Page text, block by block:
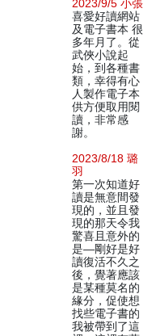
2023/9/5 小張
喜愛好讀網站
及電子書本 很
多年月了。從
武俠小說起
始，到各種書
類，幸得有心
人製作電子本
供方便取用閱
讀，非常感
謝。
2023/8/18 璐
羽
第一次知道好
讀是無意間發
現的，並且發
現的那天令我
驚喜且意外的
是—剛好是好
讀復活不久之
後，覺著應該
是某種莫名的
緣分，促使想
找些電子書的
我被帶到了這